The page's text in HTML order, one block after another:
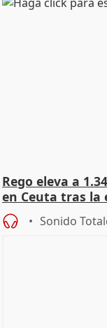
Rego eleva a
en Ceuta tras la
Sonido